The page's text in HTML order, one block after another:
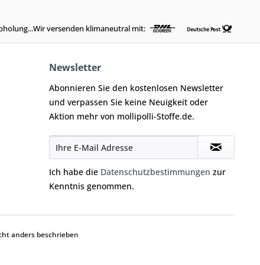
versenden klimaneutral mit:
Newsletter
Abonnieren Sie den kostenlosen Newsletter
und verpassen Sie keine Neuigkeit oder
Aktion mehr von mollipolli-Stoffe.de.
Ich habe die Datenschutzbestimmungen zur
Kenntnis genommen.
anders beschrieben